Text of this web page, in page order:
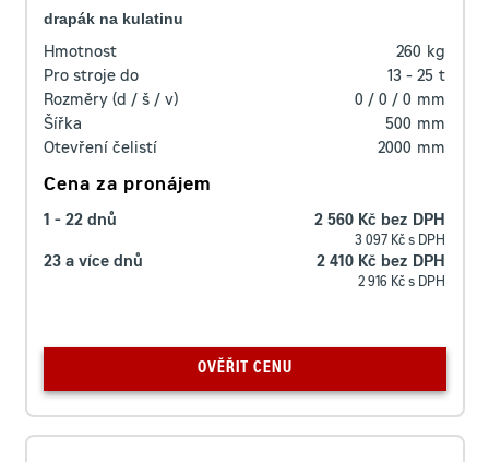
drapák na kulatinu
Hmotnost 260 kg
Pro stroje do
13 - 25 t
Rozměry (d / š / v)
0 / 0 / 0 mm
Šířka
500 mm
Otevření čelistí
2000 mm
Cena za pronájem
1 - 22 dnů 2 560 Kč bez DPH
3 097 Kč s DPH
23 a více dnů 2 410 Kč bez DPH
2 916 Kč s DPH
OVĚŘIT CENU